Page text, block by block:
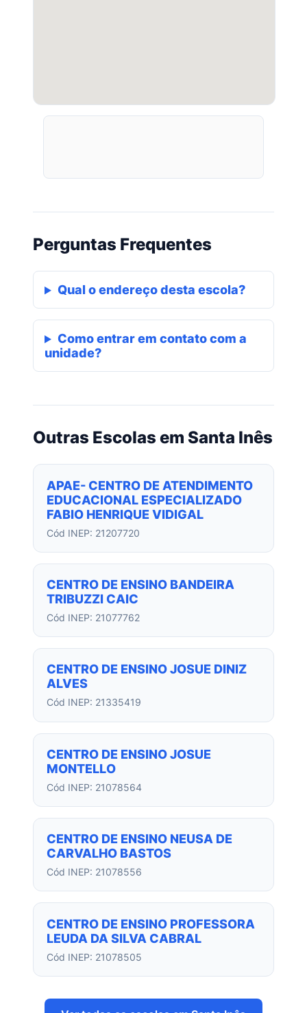
Perguntas Frequentes
Qual o endereço desta escola?
Como entrar em contato com a
unidade?
Outras Escolas em Santa Inês
APAE- CENTRO DE ATENDIMENTO
EDUCACIONAL ESPECIALIZADO
FABIO HENRIQUE VIDIGAL
Cód INEP: 21207720
CENTRO DE ENSINO BANDEIRA
TRIBUZZI CAIC
Cód INEP: 21077762
CENTRO DE ENSINO JOSUE DINIZ
ALVES
Cód INEP: 21335419
CENTRO DE ENSINO JOSUE
MONTELLO
Cód INEP: 21078564
CENTRO DE ENSINO NEUSA DE
CARVALHO BASTOS
Cód INEP: 21078556
CENTRO DE ENSINO PROFESSORA
LEUDA DA SILVA CABRAL
Cód INEP: 21078505